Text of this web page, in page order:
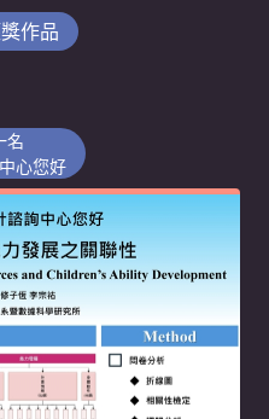
作品
名
心您好